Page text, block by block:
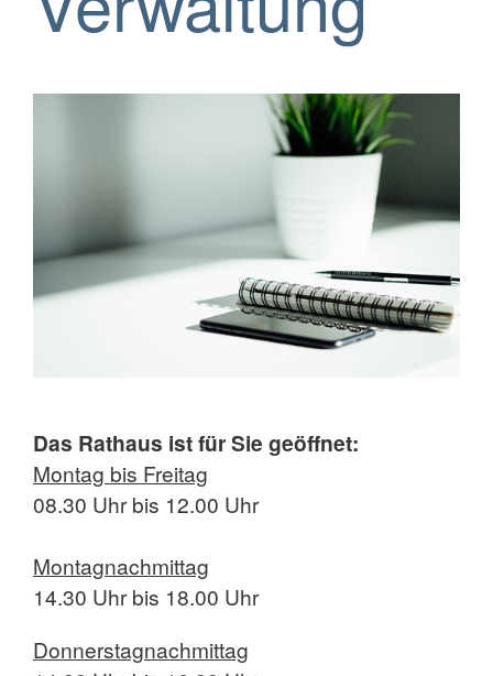
Das Rathaus ist für Sie geöffnet:
Montag bis Freitag
08.30 Uhr bis 12.00 Uhr
Montagnachmittag
14.30 Uhr bis 18.00 Uhr
Donnerstagnachmittag